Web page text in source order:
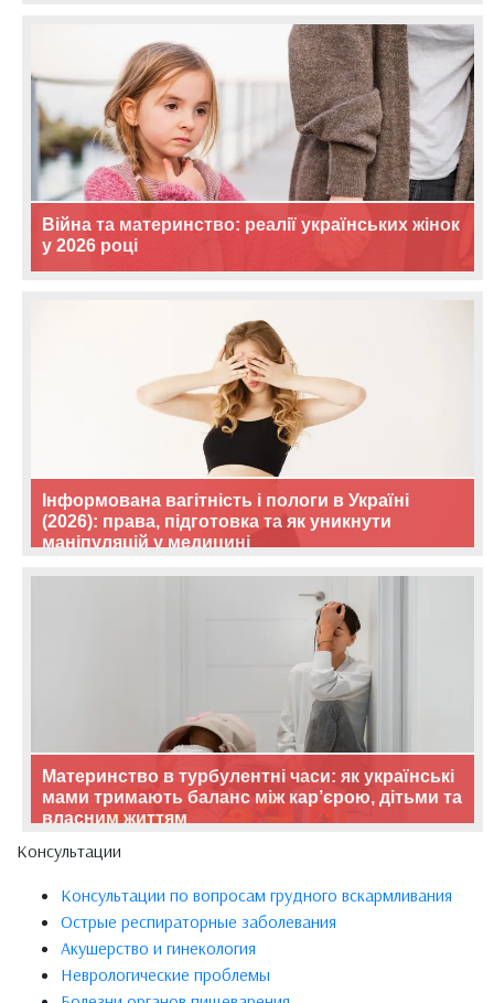
Війна та материнство: реалії українських жінок
у 2026 році
Інформована вагітність і пологи в Україні
(2026): права, підготовка та як уникнути
маніпуляцій у медицині
Материнство в турбулентні часи: як українські
мами тримають баланс між кар’єрою, дітьми та
власним життям
Консультации
Консультации по вопросам грудного вскармливания
Острые респираторные заболевания
Акушерство и гинекология
Неврологические проблемы